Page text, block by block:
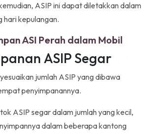
ASIP ini dapat diletakkan dalam
hari kepulangan.
ASI Perah dalam Mobil
ASIP Segar
jumlah ASIP yang dibawa
penyimpanannya.
ASIP segar dalam jumlah yang kecil,
dalam beberapa kantong